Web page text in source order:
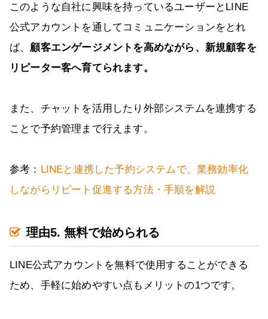
このような自社に興味を持っているユーザーとLINE
公式アカウントを通してコミュニケーションをとれ
ば、 顧客エンゲージメントを高めながら、新規顧客を
リピーター客へ育てられます。
また、チャットを活用したり外部システムを連携する
ことで予約管理まで行えます。
参考： LINEと連携した予約システムで、業務効率化
しながらリピート促進する方法・手順を解説
理由5. 無料で始められる
LINE公式アカウントを無料で使用することができる
ため、手軽に始めやすい点もメリットの1つです。